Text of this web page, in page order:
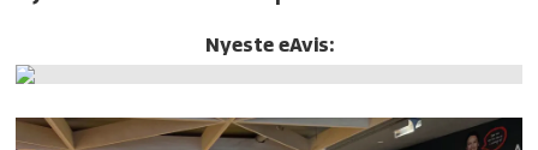
Nyeste eAvis: